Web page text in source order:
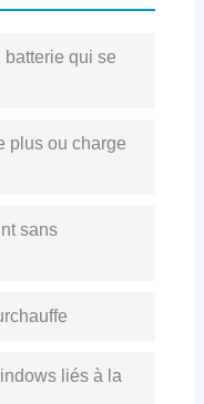
qui se
plus ou charge
sans
liés à la